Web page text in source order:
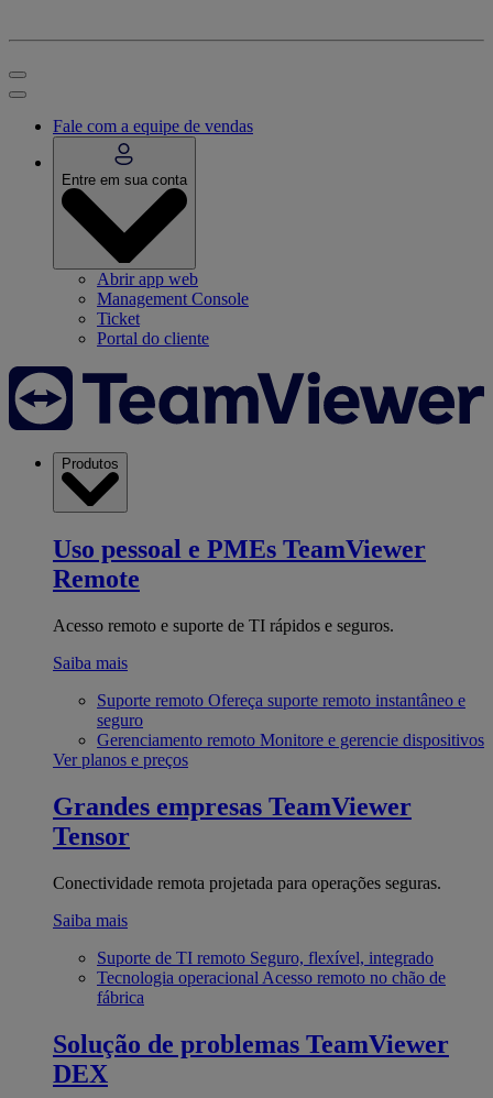
Fale com a equipe de vendas
Entre em sua conta
Abrir app web
Management Console
Ticket
Portal do cliente
Produtos
Uso pessoal e PMEs TeamViewer
Remote
Acesso remoto e suporte de TI rápidos e seguros.
Saiba mais
Suporte remoto Ofereça suporte remoto instantâneo e
seguro
Gerenciamento remoto Monitore e gerencie dispositivos
Ver planos e preços
Grandes empresas TeamViewer
Tensor
Conectividade remota projetada para operações seguras.
Saiba mais
Suporte de TI remoto Seguro, flexível, integrado
Tecnologia operacional Acesso remoto no chão de
fábrica
Solução de problemas TeamViewer
DEX